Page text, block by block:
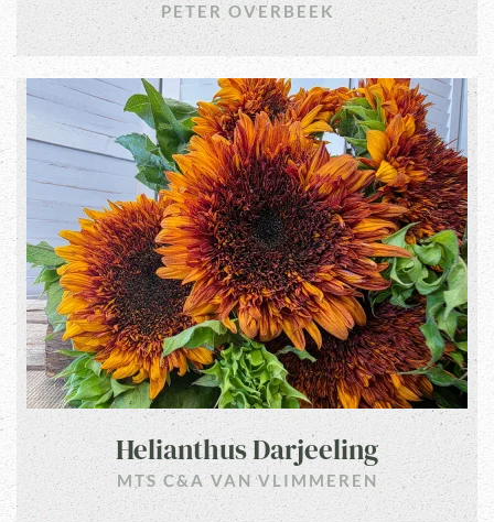
PETER OVERBEEK
Helianthus Darjeeling
MTS C&A VAN VLIMMEREN